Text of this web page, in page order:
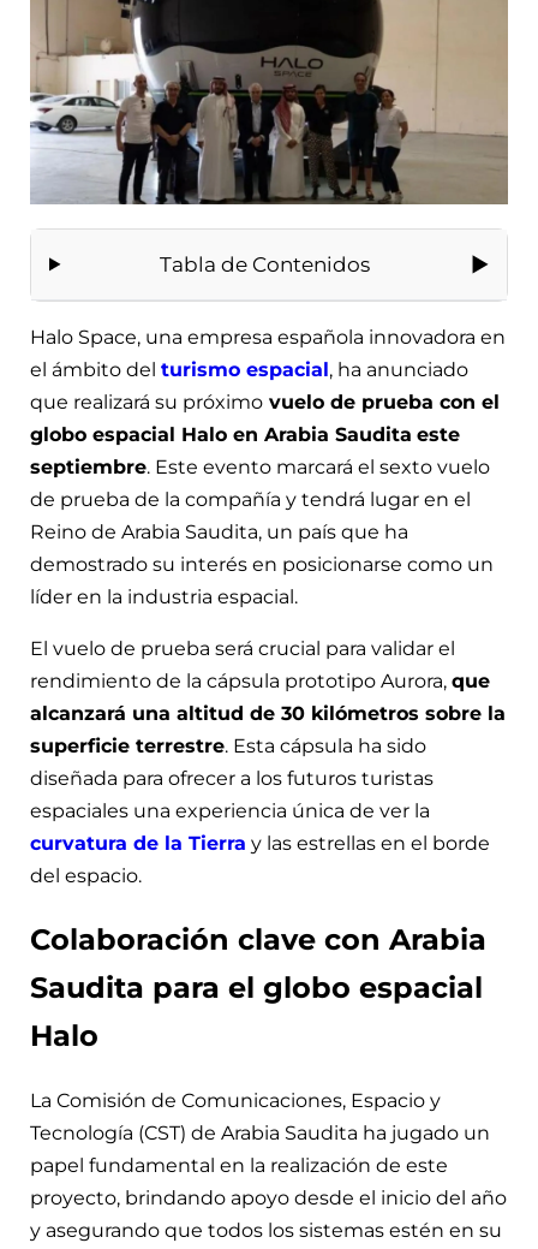
Tabla de Contenidos
Halo Space, una empresa española innovadora en
el ámbito del turismo espacial, ha anunciado
que realizará su próximo vuelo de prueba con el
globo espacial Halo en Arabia Saudita este
septiembre. Este evento marcará el sexto vuelo
de prueba de la compañía y tendrá lugar en el
Reino de Arabia Saudita, un país que ha
demostrado su interés en posicionarse como un
líder en la industria espacial.
El vuelo de prueba será crucial para validar el
rendimiento de la cápsula prototipo Aurora, que
alcanzará una altitud de 30 kilómetros sobre la
superficie terrestre. Esta cápsula ha sido
diseñada para ofrecer a los futuros turistas
espaciales una experiencia única de ver la
curvatura de la Tierra y las estrellas en el borde
del espacio.
Colaboración clave con Arabia
Saudita para el globo espacial
Halo
La Comisión de Comunicaciones, Espacio y
Tecnología (CST) de Arabia Saudita ha jugado un
papel fundamental en la realización de este
proyecto, brindando apoyo desde el inicio del año
y asegurando que todos los sistemas estén en su